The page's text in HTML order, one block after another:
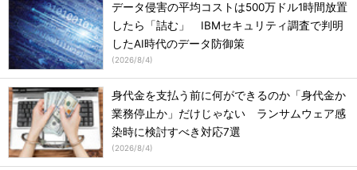
データ侵害の平均コストは500万ドル1時間放置
したら「詰む」 IBMセキュリティ調査で判明
したAI時代のデータ防御策
(2026/8/4)
身代金を支払う前に何ができるのか「身代金か
業務停止か」だけじゃない ランサムウェア感
染時に検討すべき対応7選
(2026/8/4)